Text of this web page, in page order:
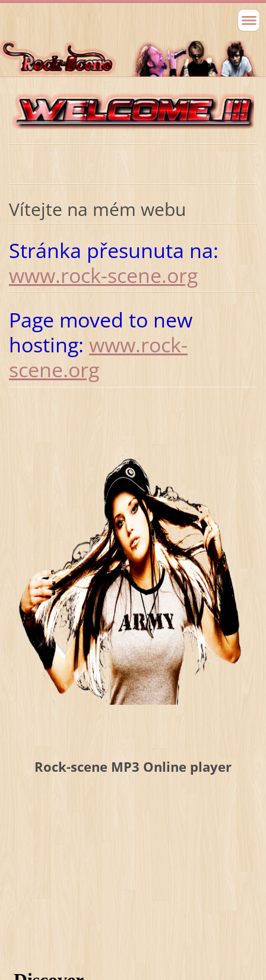
Vítejte na mém webu
Stránka přesunuta na:
www.rock-scene.org
Page moved to new
hosting: www.rock-
scene.org
Rock-scene MP3 Online player